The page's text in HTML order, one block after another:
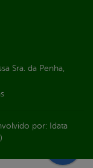
Sra. da Penha,
por:
Idata